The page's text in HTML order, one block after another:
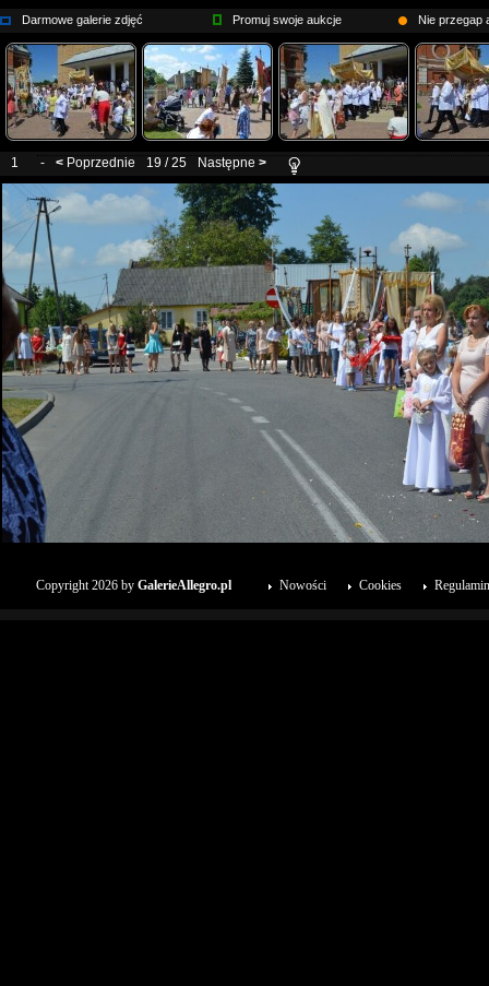
Darmowe galerie zdjęć Promuj swoje aukcje Nie przegap
1 - < Poprzednie 19 / 25 Następne >
Copyright 2026 by GalerieAllegro.pl Regulamin
Cookies
Nowości